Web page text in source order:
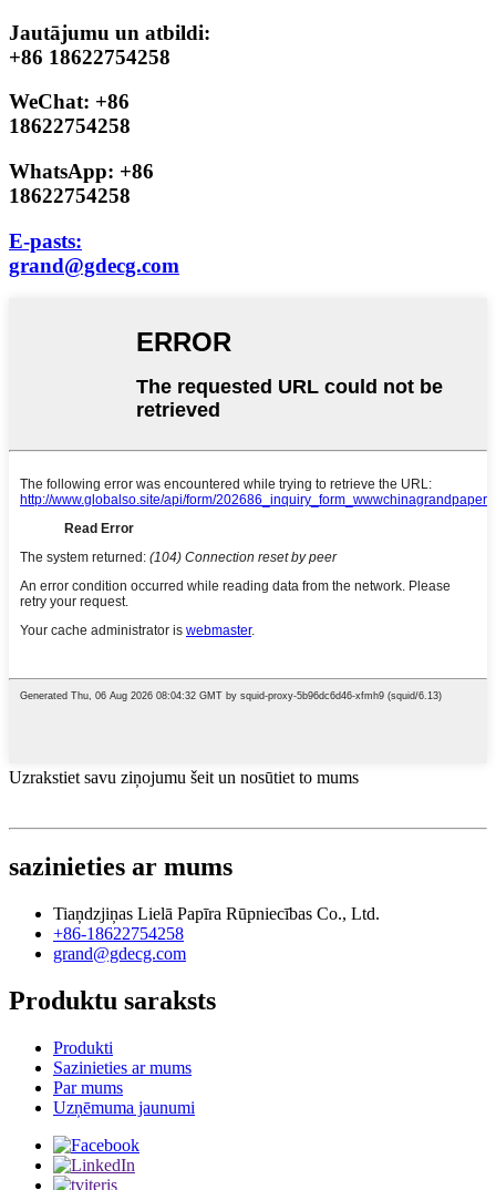
Jautājumu un atbildi:
+86 18622754258
WeChat: +86
18622754258
WhatsApp: +86
18622754258
E-pasts:
grand@gdecg.com
Uzrakstiet savu ziņojumu šeit un nosūtiet to mums
sazinieties ar mums
Tiaņdzjiņas Lielā Papīra Rūpniecības Co., Ltd.
+86-18622754258
grand@gdecg.com
Produktu saraksts
Produkti
Sazinieties ar mums
Par mums
Uzņēmuma jaunumi